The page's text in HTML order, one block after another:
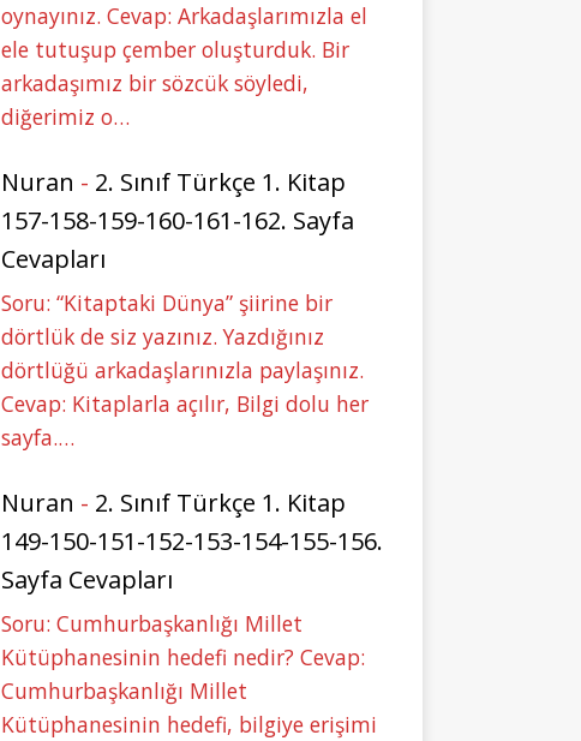
oynayınız. Cevap: Arkadaşlarımızla el
ele tutuşup çember oluşturduk. Bir
arkadaşımız bir sözcük söyledi,
diğerimiz o…
Nuran - 2. Sınıf Türkçe 1. Kitap
157-158-159-160-161-162. Sayfa
Cevapları
Soru: “Kitaptaki Dünya” şiirine bir
dörtlük de siz yazınız. Yazdığınız
dörtlüğü arkadaşlarınızla paylaşınız.
Cevap: Kitaplarla açılır, Bilgi dolu her
sayfa.…
Nuran - 2. Sınıf Türkçe 1. Kitap
149-150-151-152-153-154-155-156.
Sayfa Cevapları
Soru: Cumhurbaşkanlığı Millet
Kütüphanesinin hedefi nedir? Cevap:
Cumhurbaşkanlığı Millet
Kütüphanesinin hedefi, bilgiye erişimi